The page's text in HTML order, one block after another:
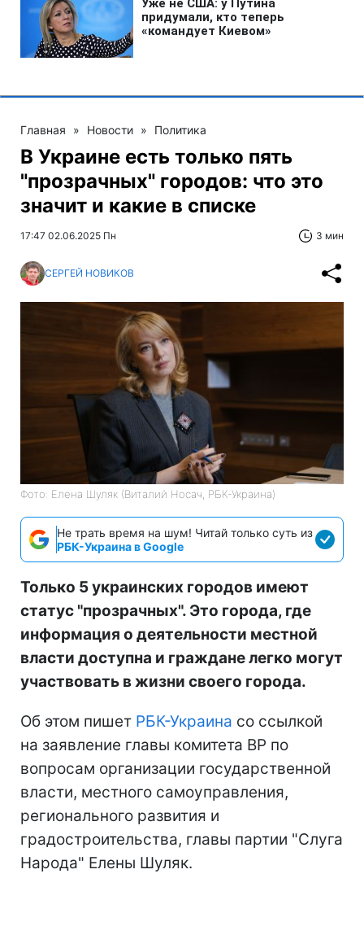
Главная » Новости » Политика
В Украине есть только пять
"прозрачных" городов: что это
значит и какие в списке
17:47 02.06.2025 Пн 3 мин
СЕРГЕЙ НОВИКОВ
Фото: Елена Шуляк (Виталий Носач, РБК-Украина)
Не трать время на шум! Читай только суть из
РБК-Украина в Google
Только 5 украинских городов имеют
статус "прозрачных". Это города, где
информация о деятельности местной
власти доступна и граждане легко могут
участвовать в жизни своего города.
Об этом пишет РБК-Украина со ссылкой
на заявление главы комитета ВР по
вопросам организации государственной
власти, местного самоуправления,
регионального развития и
градостроительства, главы партии "Слуга
Народа" Елены Шуляк.